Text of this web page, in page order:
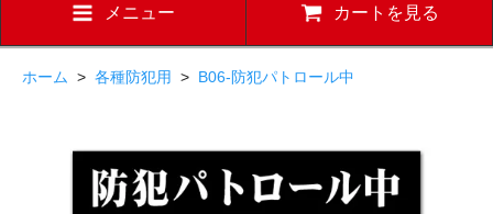
メニュー カートを見る
ホーム > 各種防犯用 > B06-防犯パトロール中